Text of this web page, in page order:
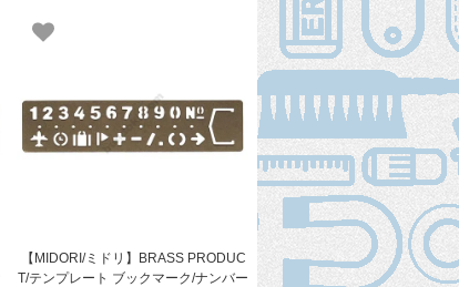
【MIDORI/ミドリ】BRASS PRODUC
T/テンプレート ブックマーク/ナンバー